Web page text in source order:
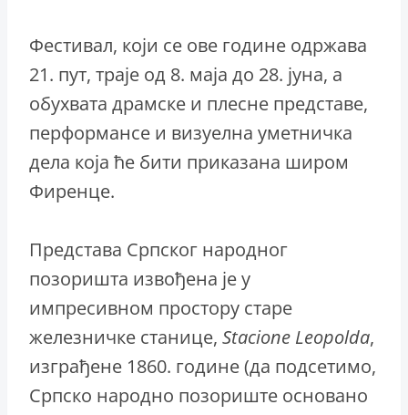
Фестивал, који се ове године одржава
21. пут, траје од 8. маја до 28. јуна, а
обухвата драмске и плесне представе,
перформансе и визуелна уметничка
дела која ће бити приказана широм
Фиренце.
Представа Српског народног
позоришта извођена је у
импресивном простору старе
железничке станице, Stacione Leopolda,
изграђене 1860. године (да подсетимо,
Српско народно позориште основано